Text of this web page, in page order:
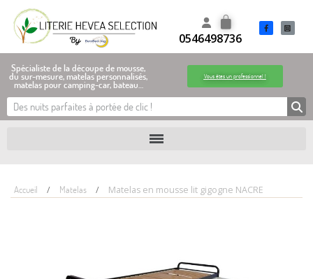
0546498736
Spécialiste de la découpe de mousse,
du sur-mesure, matelas personnalisés,
matelas pour camping-car, bateau…
Vous êtes un professionnel !
Accueil Matelas Matelas en mousse lit gigogne NACRE